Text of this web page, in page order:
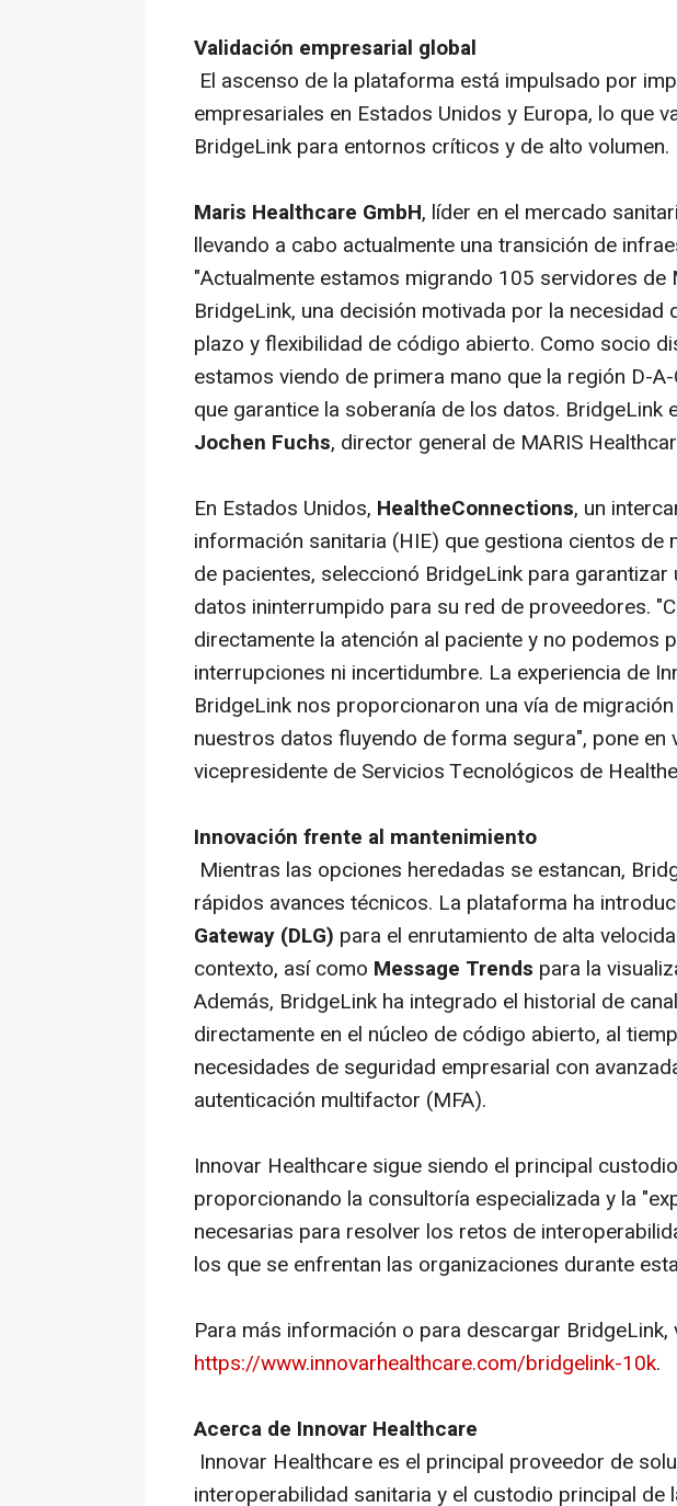
Validación empresarial global
El ascenso de la plataforma está impulsado por
empresariales en Estados Unidos y Europa, lo que
BridgeLink para entornos críticos y de alto volumen.
Maris Healthcare GmbH, líder en el mercado
llevando a cabo actualmente una transición de
"Actualmente estamos migrando 105 servidores de
BridgeLink, una decisión motivada por la necesidad
plazo y flexibilidad de código abierto. Como socio
estamos viendo de primera mano que la región D-
que garantice la soberanía de los datos. BridgeLink
Jochen Fuchs, director general de MARIS
En Estados Unidos, HealtheConnections, un
información sanitaria (HIE) que gestiona cientos de
de pacientes, seleccionó BridgeLink para
datos ininterrumpido para su red de proveedores.
directamente la atención al paciente y no podemos
interrupciones ni incertidumbre. La experiencia de
BridgeLink nos proporcionaron una vía de
nuestros datos fluyendo de forma segura", pone en
vicepresidente de Servicios Tecnológicos de
Innovación frente al mantenimiento
Mientras las opciones heredadas se estancan,
rápidos avances técnicos. La plataforma ha
Gateway (DLG) para el enrutamiento de alta
contexto, así como Message Trends para la
Además, BridgeLink ha integrado el historial de
directamente en el núcleo de código abierto, al
necesidades de seguridad empresarial con
autenticación multifactor (MFA).
Innovar Healthcare sigue siendo el principal
proporcionando la consultoría especializada y la
necesarias para resolver los retos de
los que se enfrentan las organizaciones durante
Para más información o para descargar BridgeLink,
https://www.innovarhealthcare.com/bridgelink-10k.
Acerca de Innovar Healthcare
Innovar Healthcare es el principal proveedor de
interoperabilidad sanitaria y el custodio principal de